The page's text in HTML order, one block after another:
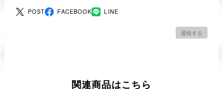
POST FACEBOOK LINE
通報する
関連商品はこちら